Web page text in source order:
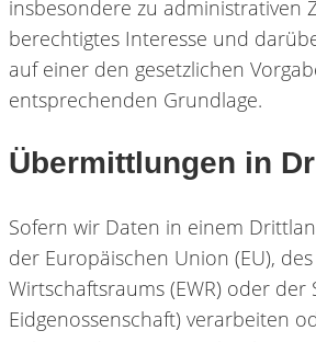
insbesondere zu administrativen
berechtigtes Interesse und
auf einer den gesetzlichen
entsprechenden Grundlage.
Übermittlungen in
Sofern wir Daten in einem
der Europäischen Union (EU),
Wirtschaftsraums (EWR) oder der
Eidgenossenschaft) verarbeiten